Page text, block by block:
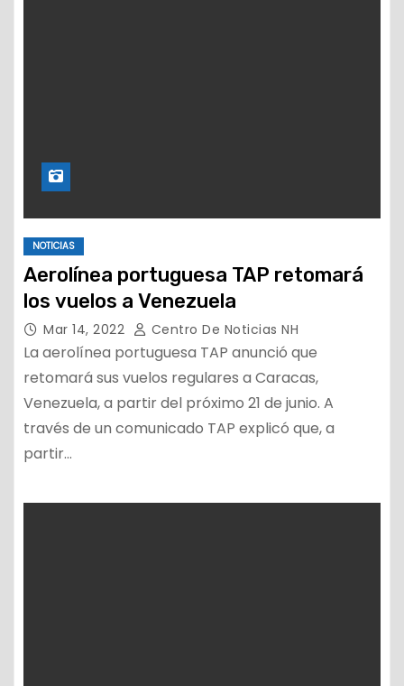
NOTICIAS
Aerolínea portuguesa TAP retomará
los vuelos a Venezuela
Mar 14, 2022 Centro De Noticias NH
La aerolínea portuguesa TAP anunció que
retomará sus vuelos regulares a Caracas,
Venezuela, a partir del próximo 21 de junio. A
través de un comunicado TAP explicó que, a
partir…